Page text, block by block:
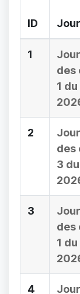
ID
1
des
1
2
des
3
3
des
1
4